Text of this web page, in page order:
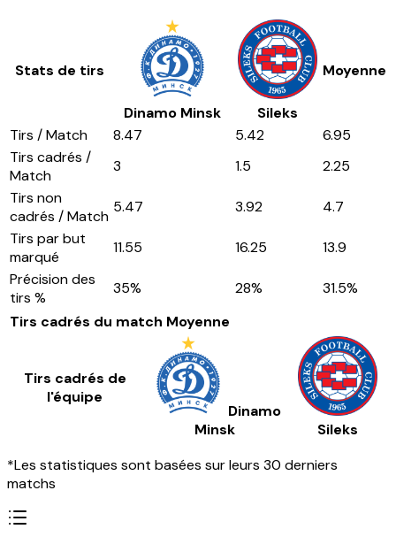
Stats de tirs
Dinamo Minsk Sileks
Moyenne
Tirs / Match 8.47 5.42
6.95
Tirs cadrés /
Match
3 1.5
2.25
Tirs non
cadrés / Match
5.47 3.92
4.7
Tirs par but
marqué
11.55 16.25
13.9
Précision des
tirs %
35% 28% 31.5%
Tirs cadrés du match Moyenne
Tirs cadrés de
l'équipe
Dinamo
Minsk
Sileks
*Les statistiques sont basées sur leurs 30 derniers
matchs